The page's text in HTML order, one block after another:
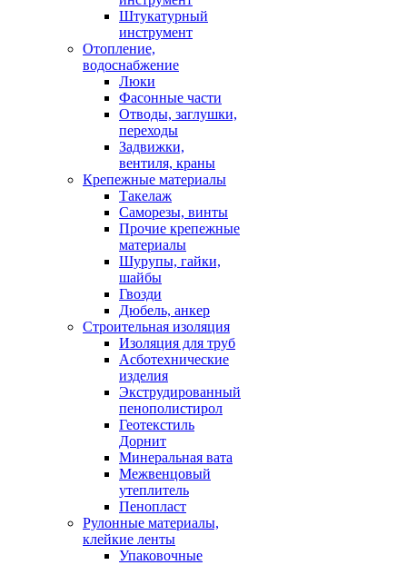
Штукатурный
инструмент
Отопление,
водоснабжение
Люки
Фасонные части
Отводы, заглушки,
переходы
Задвижки,
вентиля, краны
Крепежные материалы
Такелаж
Саморезы, винты
Прочие крепежные
материалы
Шурупы, гайки,
шайбы
Гвозди
Дюбель, анкер
Строительная изоляция
Изоляция для труб
Асботехнические
изделия
Экструдированный
пенополистирол
Геотекстиль
Дорнит
Минеральная вата
Межвенцовый
утеплитель
Пенопласт
Рулонные материалы,
клейкие ленты
Упаковочные